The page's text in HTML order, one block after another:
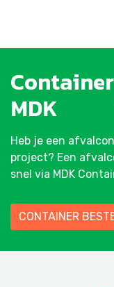
Container
MDK
Heb je een
project? Een
snel via MDK
CONTAINER